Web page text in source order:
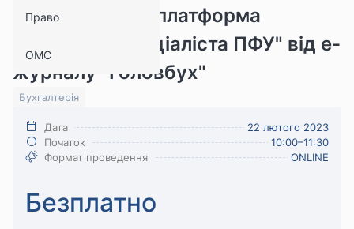
Право
ОМС
Комунікаційна платформа
"Запитай у спеціаліста ПФУ" від е-
журналу "Головбух"
Бухгалтерія
Дата
22 лютого 2023
Початок
10:00–11:30
Формат проведення
ONLINE
Безплатно